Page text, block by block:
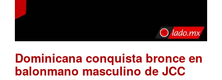
Dominicana conquista bronce en
balonmano masculino de JCC